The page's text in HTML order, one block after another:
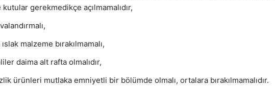
gerekmedikçe açılmamalıdır,
malzeme bırakılmamalı,
daima alt rafta olmalıdır,
ürünleri mutlaka emniyetli bir bölümde olmalı, ortalara bırakılmamalıdır.